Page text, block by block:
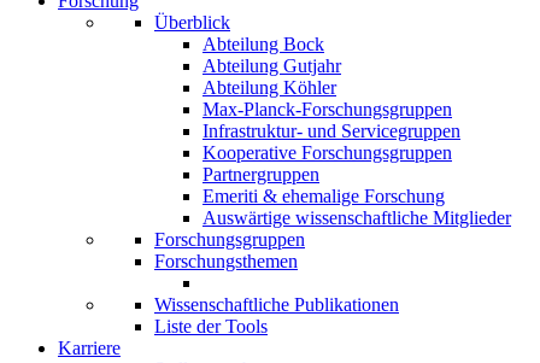
Überblick
Abteilung Bock
Abteilung Gutjahr
Abteilung Köhler
Max-Planck-Forschungsgruppen
Infrastruktur- und Servicegruppen
Kooperative Forschungsgruppen
Partnergruppen
Emeriti & ehemalige Forschung
Auswärtige wissenschaftliche Mitglieder
Forschungsgruppen
Forschungsthemen
Wissenschaftliche Publikationen
Liste der Tools
Karriere